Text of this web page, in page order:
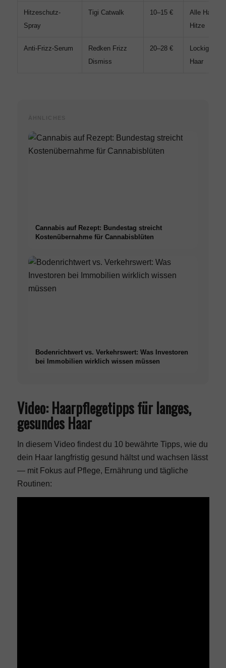
Hitzeschutz-
Spray
Tigi Catwalk 10–15 €
Alle
Hitze
Anti-Frizz-Serum
Redken Frizz
Dismiss
20–28 €
Lockiges,
Haar
Cannabis auf Rezept: Bundestag streicht
Kostenübernahme für Cannabisblüten
Bodenrichtwert vs. Verkehrswert: Was Investoren
bei Immobilien wirklich wissen müssen
Video: Haarpflegetipps für langes,
gesundes Haar
In diesem Video findest du 10 bewährte Tipps, wie du
dein Haar langfristig gesund hältst und wachsen lässt
— mit Fokus auf Pflege, Ernährung und tägliche
Routinen: